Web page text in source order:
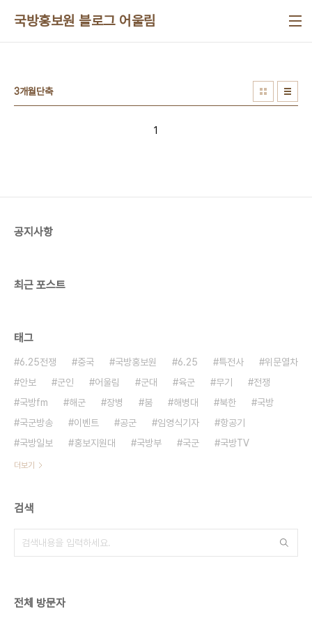
국방홍보원 블로그 어울림
3개월단축
1
공지사항
최근 포스트
태그
6.25전쟁 중국 국방홍보원 6.25 특전사
위문열차
안보
군인 어울림 군대 육군 무기
전쟁
국방fm
해군 장병 붐 해병대 북한
국방
국군방송
이벤트 공군 임영식기자
항공기
국방일보
홍보지원대 국방부 국군 국방TV
더보기
검색
전체 방문자